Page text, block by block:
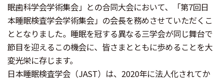
眠歯科学会学術集会」との合同大会において、「第7回日
本睡眠検査学会学術集会」の会長を務めさせていただくこ
ととなりました。睡眠を冠する異なる三学会が同じ舞台で
節目を迎えるこの機会に、皆さまとともに歩めることを大
変光栄に存じます。
日本睡眠検査学会（JAST）は、2020年に法人化されてか